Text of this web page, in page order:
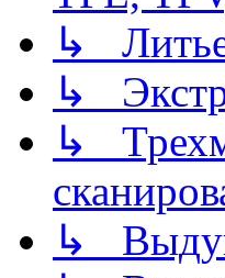
↳ Литье
↳
↳
↳